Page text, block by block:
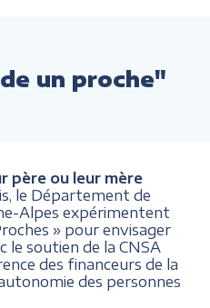
un proche"
père ou leur mère
le Département de
Alpes expérimentent
» pour envisager
le soutien de la CNSA
des financeurs de la
des personnes